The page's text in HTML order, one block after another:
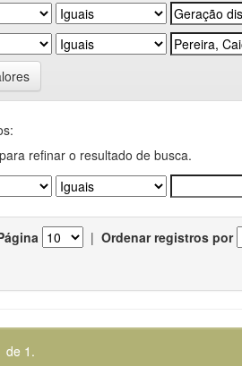
refinar o resultado de busca.
| Ordenar registros por
de 1.